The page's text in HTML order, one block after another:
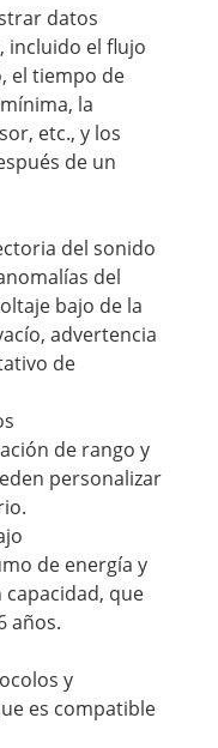
datos
incluido el flujo
el tiempo de
la
etc., y los
de un
del sonido
del
bajo de la
advertencia
de
de rango y
personalizar
de energía y
que
años.
y
es compatible